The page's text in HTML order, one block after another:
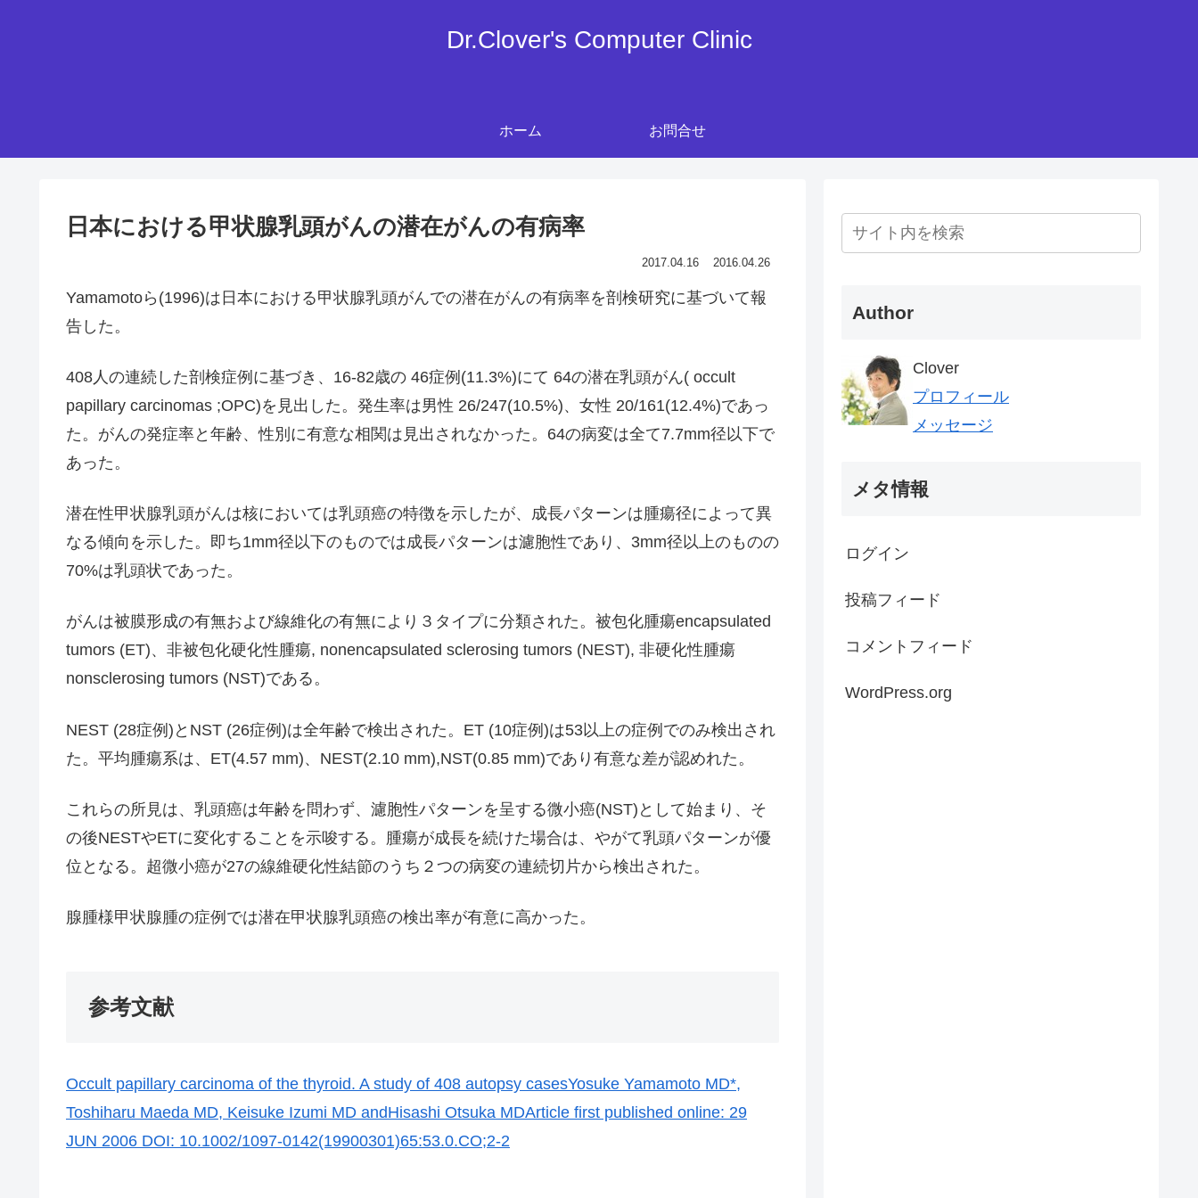
Dr.Clover's Computer Clinic
ホーム お問合せ
日本における甲状腺乳頭がんの潜在がんの有病率
2017.04.16 2016.04.26
Yamamotoら(1996)は日本における甲状腺乳頭がんでの潜在がんの有病率を剖検研究に基づいて報
告した。
408人の連続した剖検症例に基づき、16-82歳の 46症例(11.3%)にて 64の潜在乳頭がん( occult
papillary carcinomas ;OPC)を見出した。発生率は男性 26/247(10.5%)、女性 20/161(12.4%)であっ
た。がんの発症率と年齢、性別に有意な相関は見出されなかった。64の病変は全て7.7mm径以下で
あった。
潜在性甲状腺乳頭がんは核においては乳頭癌の特徴を示したが、成長パターンは腫瘍径によって異
なる傾向を示した。即ち1mm径以下のものでは成長パターンは濾胞性であり、3mm径以上のものの
70%は乳頭状であった。
がんは被膜形成の有無および線維化の有無により３タイプに分類された。被包化腫瘍encapsulated
tumors (ET)、非被包化硬化性腫瘍, nonencapsulated sclerosing tumors (NEST), 非硬化性腫瘍
nonsclerosing tumors (NST)である。
NEST (28症例)とNST (26症例)は全年齢で検出された。ET (10症例)は53以上の症例でのみ検出され
た。平均腫瘍系は、ET(4.57 mm)、NEST(2.10 mm),NST(0.85 mm)であり有意な差が認めれた。
これらの所見は、乳頭癌は年齢を問わず、濾胞性パターンを呈する微小癌(NST)として始まり、そ
の後NESTやETに変化することを示唆する。腫瘍が成長を続けた場合は、やがて乳頭パターンが優
位となる。超微小癌が27の線維硬化性結節のうち２つの病変の連続切片から検出された。
腺腫様甲状腺腫の症例では潜在甲状腺乳頭癌の検出率が有意に高かった。
参考文献
Occult papillary carcinoma of the thyroid. A study of 408 autopsy casesYosuke Yamamoto MD*,
Toshiharu Maeda MD, Keisuke Izumi MD andHisashi Otsuka MDArticle first published online: 29
JUN 2006 DOI: 10.1002/1097-0142(19900301)65:53.0.CO;2-2
Author
Clover
プロフィール
メッセージ
メタ情報
ログイン
投稿フィード
コメントフィード
WordPress.org